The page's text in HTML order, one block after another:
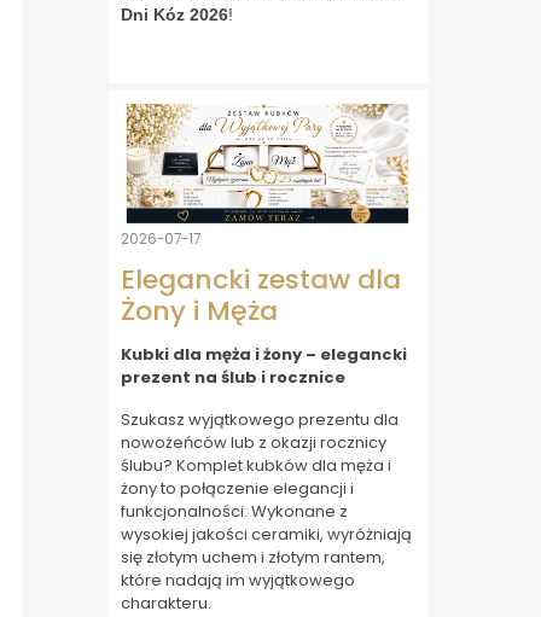
Dni Kóz 2026!
2026-07-17
Elegancki zestaw dla
Żony i Męża
Kubki dla męża i żony – elegancki
prezent na ślub i rocznice
Szukasz wyjątkowego prezentu dla
nowożeńców lub z okazji rocznicy
ślubu? Komplet kubków dla męża i
żony to połączenie elegancji i
funkcjonalności. Wykonane z
wysokiej jakości ceramiki, wyróżniają
się złotym uchem i złotym rantem,
które nadają im wyjątkowego
charakteru.